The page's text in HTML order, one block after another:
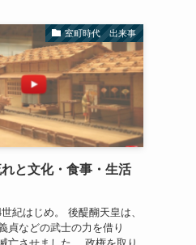
室町時代 出来事
と文化・食事・生活
世紀はじめ。 後醍醐天皇は、
貞などの武士の力を借り